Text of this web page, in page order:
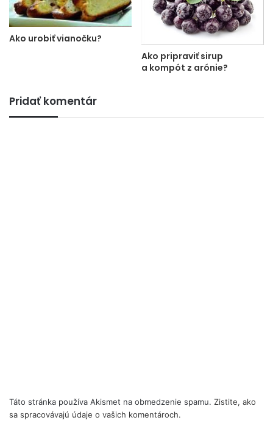
Ako urobiť vianočku?
Ako pripraviť sirup
a kompót z arónie?
Pridať komentár
Táto stránka používa Akismet na obmedzenie spamu. Zistite, ako
sa spracovávajú údaje o vašich komentároch.